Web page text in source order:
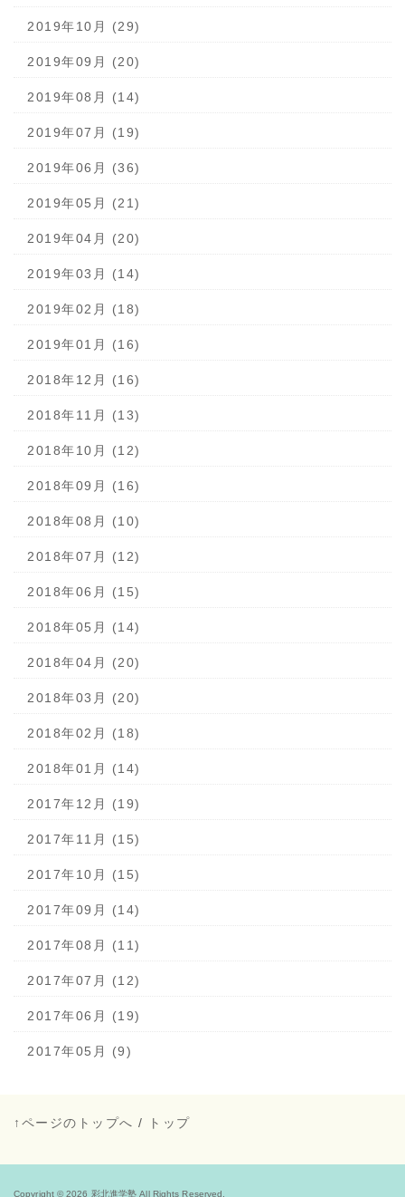
2019年10月 (29)
2019年09月 (20)
2019年08月 (14)
2019年07月 (19)
2019年06月 (36)
2019年05月 (21)
2019年04月 (20)
2019年03月 (14)
2019年02月 (18)
2019年01月 (16)
2018年12月 (16)
2018年11月 (13)
2018年10月 (12)
2018年09月 (16)
2018年08月 (10)
2018年07月 (12)
2018年06月 (15)
2018年05月 (14)
2018年04月 (20)
2018年03月 (20)
2018年02月 (18)
2018年01月 (14)
2017年12月 (19)
2017年11月 (15)
2017年10月 (15)
2017年09月 (14)
2017年08月 (11)
2017年07月 (12)
2017年06月 (19)
2017年05月 (9)
↑ページのトップへ / トップ
Copyright © 2026 彩北進学塾 All Rights Reserved.